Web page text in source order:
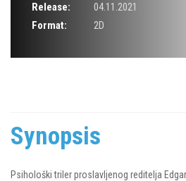
Release:
04.11.2021
Format:
2D
Synopsis
Psihološki triler proslavljenog reditelja